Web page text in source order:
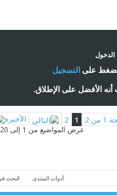
الدخول
على التسجيل
أنه الأفضل على الإطلاق.
2
1
2 الأخيرة
عرض المواضيع من 1 إلى 20 من 30
أدوات المنتدى البحث